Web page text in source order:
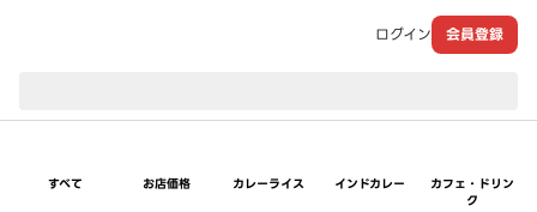
ログイン 会員登録
すべて お店価格 カレーライス インドカレー
カフェ・ドリン
ク